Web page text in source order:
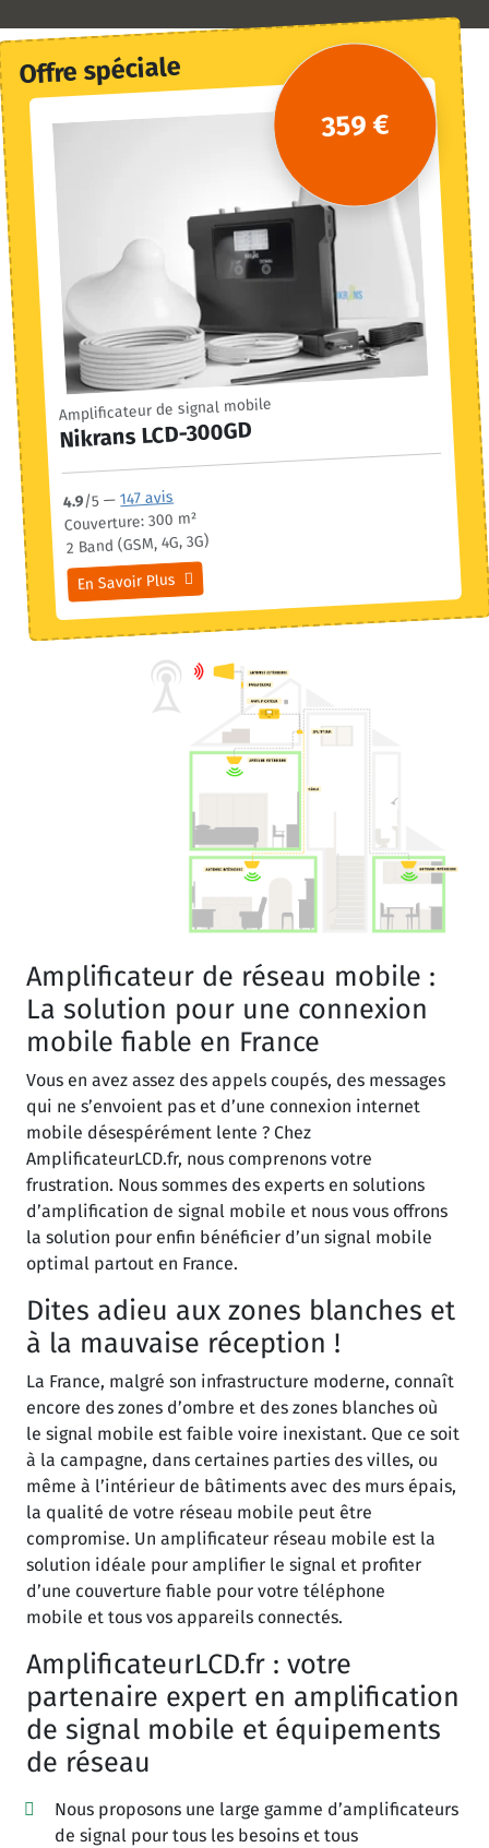
Offre spéciale
Amplificateur de signal mobile
Nikrans LCD-300GD
4.9/5 —147 avis
Couverture: 300 m²
2 Band (GSM, 4G, 3G)
En Savoir Plus
359 €
Amplificateur de réseau mobile :
La solution pour une connexion
mobile fiable en France
Vous en avez assez des appels coupés, des messages
qui ne s’envoient pas et d’une connexion internet
mobile désespérément lente ? Chez
AmplificateurLCD.fr, nous comprenons votre
frustration. Nous sommes des experts en solutions
d’amplification de signal mobile et nous vous offrons
la solution pour enfin bénéficier d’un signal mobile
optimal partout en France.
Dites adieu aux zones blanches et
à la mauvaise réception !
La France, malgré son infrastructure moderne, connaît
encore des zones d’ombre et des zones blanches où
le signal mobile est faible voire inexistant. Que ce soit
à la campagne, dans certaines parties des villes, ou
même à l’intérieur de bâtiments avec des murs épais,
la qualité de votre réseau mobile peut être
compromise. Un amplificateur réseau mobile est la
solution idéale pour amplifier le signal et profiter
d’une couverture fiable pour votre téléphone
mobile et tous vos appareils connectés.
AmplificateurLCD.fr : votre
partenaire expert en amplification
de signal mobile et équipements
de réseau
Nous proposons une large gamme d’amplificateurs
de signal pour tous les besoins et tous